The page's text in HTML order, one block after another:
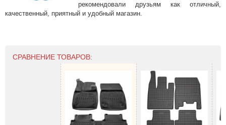
рекомендовали друзьям как отличный,
качественный, приятный и удобный магазин.
СРАВНЕНИЕ ТОВАРОВ: